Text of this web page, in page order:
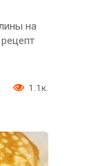
на
1.1к.